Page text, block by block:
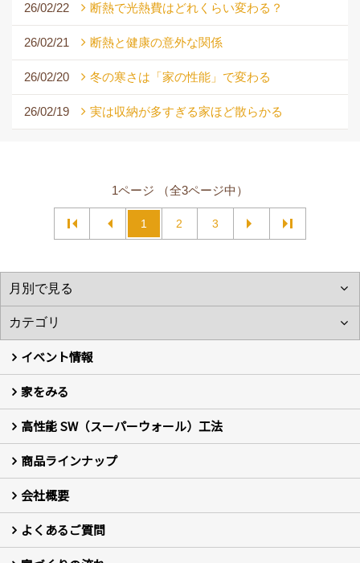
26/02/22 断熱で光熱費はどれくらい変わる？
26/02/21 断熱と健康の意外な関係
26/02/20 冬の寒さは「家の性能」で変わる
26/02/19 実は収納が多すぎる家ほど散らかる
1ページ （全3ページ中）
1 2 3
イベント情報
イベント予告
イベント報告
家をみる
フォトギャラリー
現場レポート
お客様の声
高性能 SW（スーパーウォール）工法
新築住宅の制振SW工法
セミ新築のSW工法（断熱リノベーション）
商品ラインナップ
セミ新築 (商標登録第6729704号) Hi・da・ma・ri の家
完全自由設計 注文住宅
自然素材の家 注文住宅
T-CLASS-北欧風セレクト住宅
会社概要
はじめての方 社長の想い
会社の歴史・陽だまりハウスの意味とは？
スタッフ紹介
スタッフブログ
会社情報
アクセス
会社紹介の動画
プライバシーポリシー
よくあるご質問